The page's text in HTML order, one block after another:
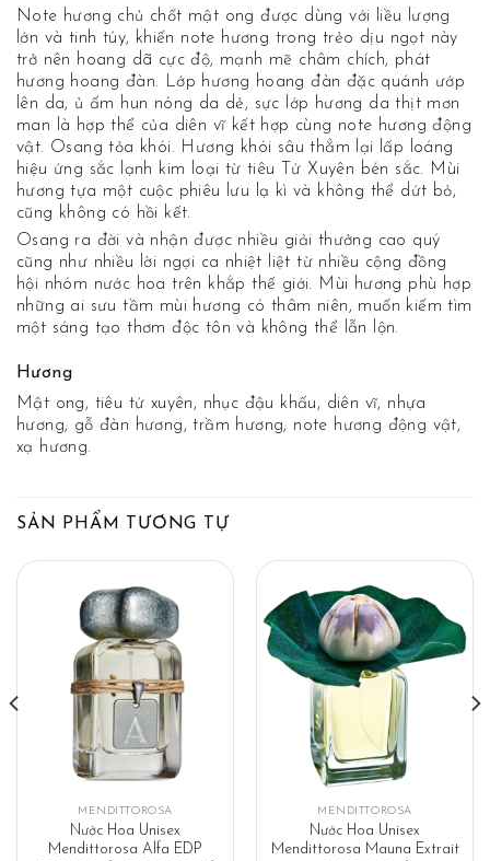
Note hương chủ chốt mật ong được dùng với liều lượng
lớn và tinh túy, khiến note hương trong trẻo dịu ngọt này
trở nên hoang dã cực độ, mạnh mẽ châm chích, phát
hương hoang đàn. Lớp hương hoang đàn đặc quánh ướp
lên da, ủ ấm hun nóng da dẻ, sực lớp hương da thịt mơn
man là hợp thể của diên vĩ kết hợp cùng note hương động
vật. Osang tỏa khói. Hương khói sâu thẳm lại lấp loáng
hiệu ứng sắc lạnh kim loại từ tiêu Tứ Xuyên bén sắc. Mùi
hương tựa một cuộc phiêu lưu lạ kì và không thể dứt bỏ,
cũng không có hồi kết.
Osang ra đời và nhận được nhiều giải thưởng cao quý
cũng như nhiều lời ngợi ca nhiệt liệt từ nhiều cộng đồng
hội nhóm nước hoa trên khắp thế giới. Mùi hương phù hợp
những ai sưu tầm mùi hương có thâm niên, muốn kiếm tìm
một sáng tạo thơm độc tôn và không thể lẫn lộn.
Hương
Mật ong, tiêu tứ xuyên, nhục đậu khấu, diên vĩ, nhựa
hương, gỗ đàn hương, trầm hương, note hương động vật,
xạ hương.
SẢN PHẨM TƯƠNG TỰ
MENDITTOROSA
Nước Hoa Unisex
Mendittorosa Alfa EDP
MENDITTOROSA
Nước Hoa Unisex
Mendittorosa Mauna Extrait